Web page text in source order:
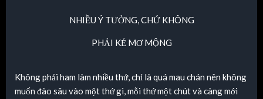
NHIỀU Ý TƯỞNG, CHỨ KHÔNG
PHẢI KẺ MƠ MỘNG
Không phải ham làm nhiều thứ, chỉ là quá mau chán nên không
muốn đào sâu vào một thứ gì, mỗi thứ một chút và càng mới